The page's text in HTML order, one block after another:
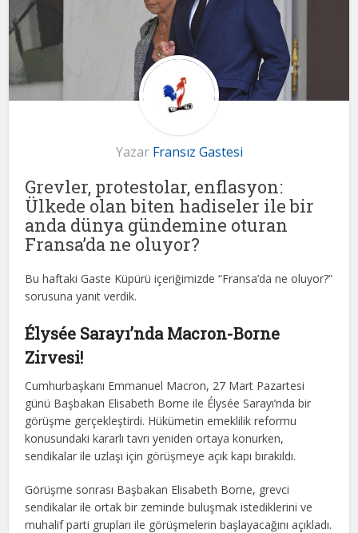
Yazar Fransız Gastesi
Grevler, protestolar, enflasyon:
Ülkede olan biten hadiseler ile bir
anda dünya gündemine oturan
Fransa’da ne oluyor?
Bu haftaki Gaste Küpürü içeriğimizde “Fransa’da ne oluyor?”
sorusuna yanıt verdik.
Élysée Sarayı’nda Macron-Borne
Zirvesi!
Cumhurbaşkanı Emmanuel Macron, 27 Mart Pazartesi
günü Başbakan Elisabeth Borne ile Élysée Sarayı’nda bir
görüşme gerçekleştirdi. Hükümetin emeklilik reformu
konusundaki kararlı tavrı yeniden ortaya konurken,
sendikalar ile uzlaşı için görüşmeye açık kapı bırakıldı.
Görüşme sonrası Başbakan Elisabeth Borne, grevci
sendikalar ile ortak bir zeminde buluşmak istediklerini ve
muhalif parti grupları ile görüşmelerin başlayacağını açıkladı.